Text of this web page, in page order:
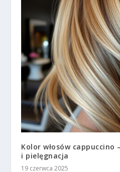
Kolor włosów cappuccino
i pielęgnacja
19 czerwca 2025